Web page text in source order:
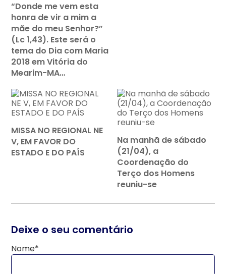
“Donde me vem esta
honra de vir a mim a
mãe do meu Senhor?”
(Lc 1,43). Este será o
tema do Dia com Maria
2018 em Vitória do
Mearim-MA…
MISSA NO REGIONAL NE
V, EM FAVOR DO
ESTADO E DO PAÍS
Na manhã de sábado
(21/04), a
Coordenação do
Terço dos Homens
reuniu-se
Deixe o seu comentário
Nome*